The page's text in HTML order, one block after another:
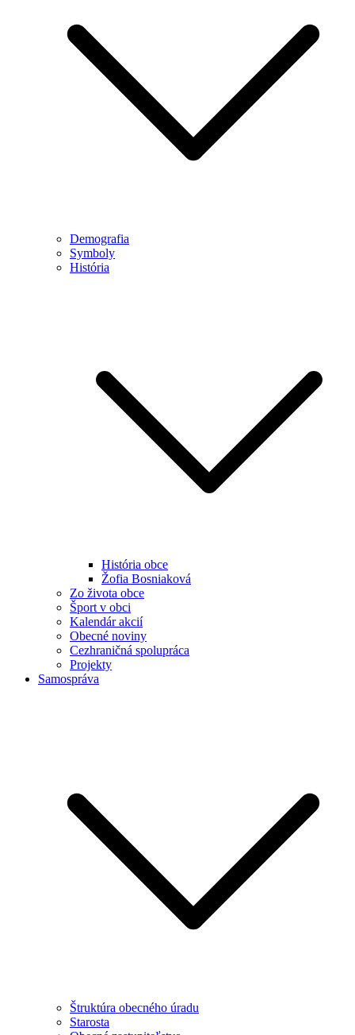
Demografia
Symboly
História
História obce
Žofia Bosniaková
Zo života obce
Šport v obci
Kalendár akcií
Obecné noviny
Cezhraničná spolupráca
Projekty
Samospráva
Štruktúra obecného úradu
Starosta